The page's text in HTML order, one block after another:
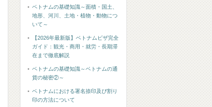
ベトナムの基礎知識～面積・国土、
地形、河川、土地・植物・動物につ
いて～
【2026年最新版】ベトナムビザ完全
ガイド：観光・商用・就労・長期滞
在まで徹底解説
ベトナムの基礎知識～ベトナムの通
貨の秘密②～
ベトナムにおける署名捺印及び割り
印の方法について